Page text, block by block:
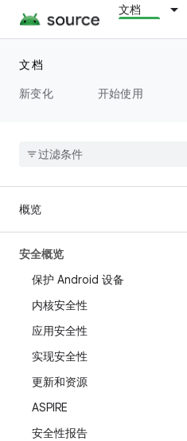
文档
文档
新变化
开始使用
概览
安全概览
保护 Android 设备
内核安全性
应用安全性
实现安全性
更新和资源
ASPIRE
安全性报告